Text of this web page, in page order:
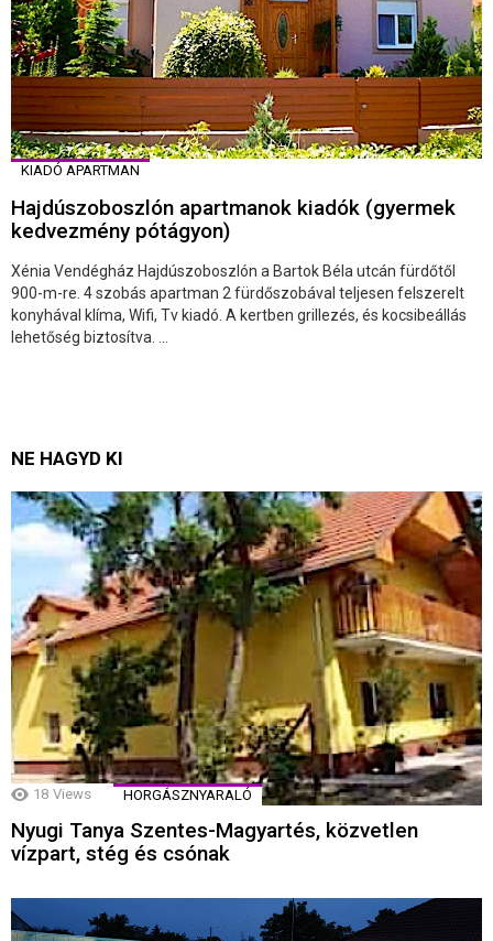
KIADÓ APARTMAN
Hajdúszoboszlón apartmanok kiadók (gyermek
kedvezmény pótágyon)
Xénia Vendégház Hajdúszoboszlón a Bartok Béla utcán fürdőtől
900-m-re. 4 szobás apartman 2 fürdőszobával teljesen felszerelt
konyhával klíma, Wifi, Tv kiadó. A kertben grillezés, és kocsibeállás
lehetőség biztosítva. ...
NE HAGYD KI
18 Views HORGÁSZNYARALÓ
Nyugi Tanya Szentes-Magyartés, közvetlen
vízpart, stég és csónak